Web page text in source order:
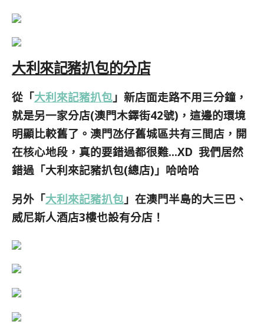
大利來記豬扒包的分店
從「大利來記豬扒包 」新店面走路不用三分鐘，
就是另一家分店(澳門木鐸街42號)，這邊的環境
明顯比較舊了。澳門氹仔舊城區共有三間店，開
在核心地段， 真的要錯過都很難…XD 我們居然
錯過「大利來記豬扒包(總店)」哈哈哈
另外「大利來記豬扒包 」在澳門半島的大三巴、
威尼斯人酒店3樓也設有分店！